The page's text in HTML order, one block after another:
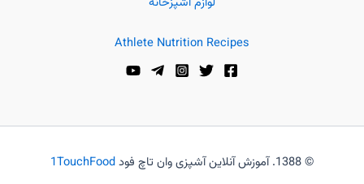
Athlete Nutrition Recipes
© 1388. آموزش آنلاین آشپزی وان تاچ فود 1TouchFood